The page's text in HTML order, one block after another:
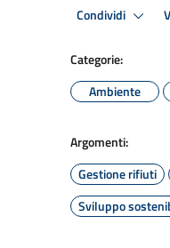
Condividi
Categorie:
Ambiente
Argomenti:
Gestione rifiuti
Sviluppo